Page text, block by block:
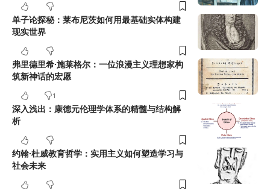
单子论探秘：莱布尼茨如何用最基础实体构建
现实世界
弗里德里希·施莱格尔：一位浪漫主义理想家构
筑新神话的宏愿
1
深入浅出：康德元伦理学体系的精髓与结构解
析
约翰·杜威教育哲学：实用主义如何塑造学习与
社会未来